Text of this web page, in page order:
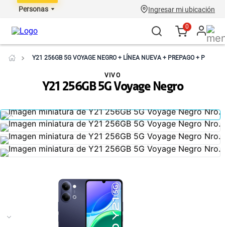
Personas Ingresar mi ubicación
0
Y21 256GB 5G VOYAGE NEGRO + LÍNEA NUEVA + PREPAGO + P
Y21 256GB 5G Voyage Negro
VIVO